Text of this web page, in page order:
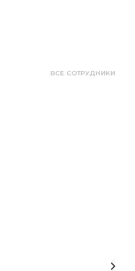
ВСЕ СОТРУДНИКИ